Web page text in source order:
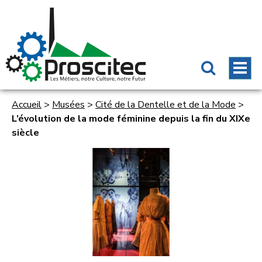
Accueil > Musées > Cité de la Dentelle et de la Mode >
L’évolution de la mode féminine depuis la fin du XIXe
siècle